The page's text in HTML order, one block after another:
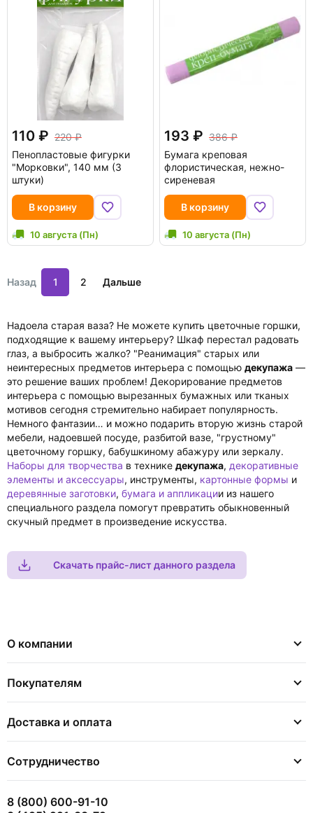
110
220
Пенопластовые фигурки
"Морковки", 140 мм (3
штуки)
В корзину
10 августа (Пн)
193
386
Бумага креповая
флористическая, нежно-
сиреневая
В корзину
10 августа (Пн)
Назад 1 2 Дальше
Надоела старая ваза? Не можете купить цветочные горшки,
подходящие к вашему интерьеру? Шкаф перестал радовать
глаз, а выбросить жалко? "Реанимация" старых или
неинтересных предметов интерьера с помощью декупажа —
это решение ваших проблем! Декорирование предметов
интерьера с помощью вырезанных бумажных или тканых
мотивов сегодня стремительно набирает популярность.
Немного фантазии… и можно подарить вторую жизнь старой
мебели, надоевшей посуде, разбитой вазе, "грустному"
цветочному горшку, бабушкиному абажуру или зеркалу.
Наборы для творчества в технике декупажа, декоративные
элементы и аксессуары, инструменты, картонные формы и
деревянные заготовки, бумага и аппликации из нашего
специального раздела помогут превратить обыкновенный
скучный предмет в произведение искусства.
Скачать прайс-лист данного раздела
О компании
Покупателям
Доставка и оплата
Сотрудничество
8 (800) 600-91-10